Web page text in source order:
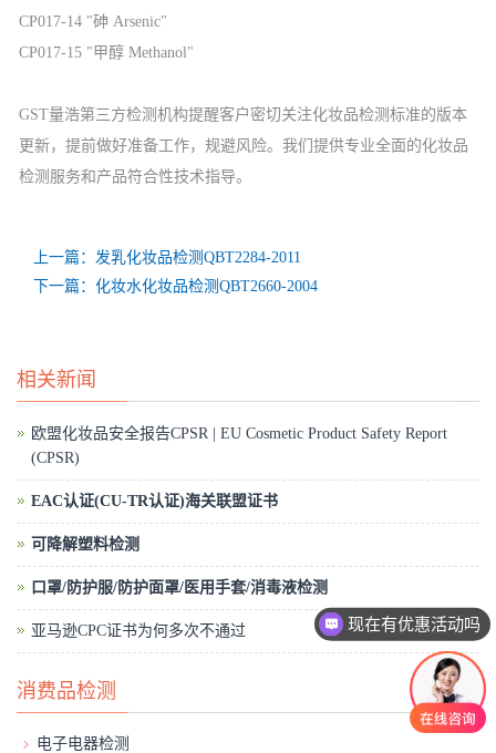
CP017-14 "砷 Arsenic"
CP017-15 "甲醇 Methanol"
GST量浩第三方检测机构提醒客户密切关注化妆品检测标准的版本
更新，提前做好准备工作，规避风险。我们提供专业全面的化妆品
检测服务和产品符合性技术指导。
上一篇：发乳化妆品检测QBT2284-2011
下一篇：化妆水化妆品检测QBT2660-2004
相关新闻
欧盟化妆品安全报告CPSR | EU Cosmetic Product Safety Report
(CPSR)
EAC认证(CU-TR认证)海关联盟证书
可降解塑料检测
口罩/防护服/防护面罩/医用手套/消毒液检测
亚马逊CPC证书为何多次不通过
消费品检测
电子电器检测
现在有优惠活动吗